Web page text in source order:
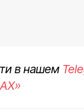
в нашем